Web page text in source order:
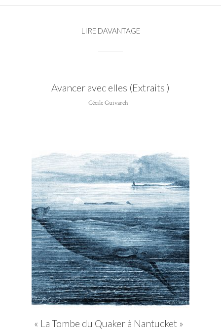
LIRE DAVANTAGE
Avancer avec elles (Extraits )
Cécile Guivarch
« La Tombe du Quaker à Nantucket »